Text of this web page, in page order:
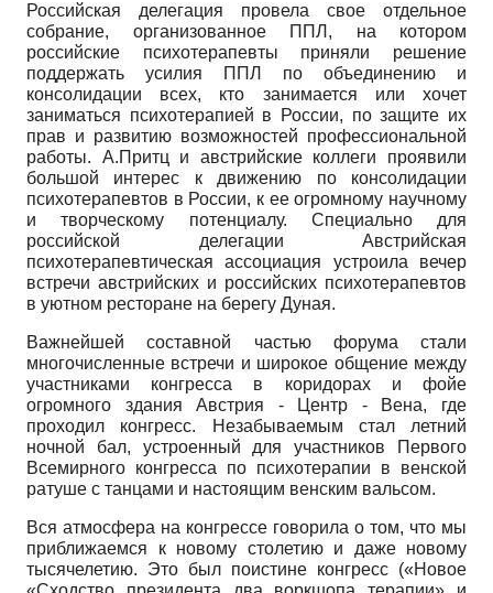
Российская делегация провела свое отдельное
собрание, организованное ППЛ, на котором
российские психотерапевты приняли решение
поддержать усилия ППЛ по объединению и
консолидации всех, кто занимается или хочет
заниматься психотерапией в России, по защите их
прав и развитию возможностей профессиональной
работы. А.Притц и австрийские коллеги проявили
большой интерес к движению по консолидации
психотерапевтов в России, к ее огромному научному
и творческому потенциалу. Специально для
российской делегации Австрийская
психотерапевтическая ассоциация устроила вечер
встречи австрийских и российских психотерапевтов
в уютном ресторане на берегу Дуная.
Важнейшей составной частью форума стали
многочисленные встречи и широкое общение между
участниками конгресса в коридорах и фойе
огромного здания Австрия - Центр - Вена, где
проходил конгресс. Незабываемым стал летний
ночной бал, устроенный для участников Первого
Всемирного конгресса по психотерапии в венской
ратуше с танцами и настоящим венским вальсом.
Вся атмосфера на конгрессе говорила о том, что мы
приближаемся к новому столетию и даже новому
тысячелетию. Это был поистине конгресс («Новое